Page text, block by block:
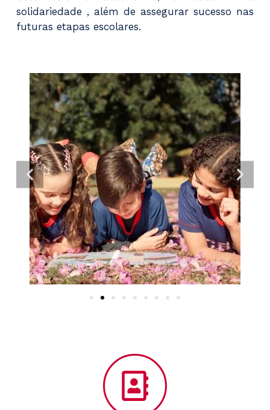
solidariedade , além de assegurar sucesso nas
futuras etapas escolares.